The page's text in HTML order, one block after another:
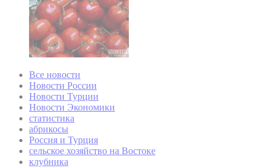
Все новости
Новости России
Новости Турции
Новости Экономики
статистика
абрикосы
Россия и Турция
сельское хозяйство на Востоке
клубника